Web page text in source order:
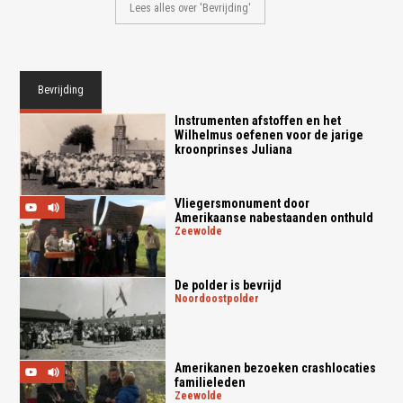
Lees alles over 'Bevrijding'
Bevrijding
Instrumenten afstoffen en het
Wilhelmus oefenen voor de jarige
kroonprinses Juliana
Vliegersmonument door
Amerikaanse nabestaanden onthuld
zeewolde
De polder is bevrijd
noordoostpolder
Amerikanen bezoeken crashlocaties
familieleden
zeewolde